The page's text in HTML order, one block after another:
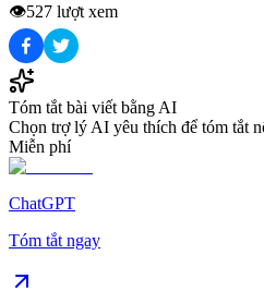
👁️527 lượt xem
Tóm tắt bài viết bằng AI
Chọn trợ lý AI yêu thích để tóm tắt
Miễn phí
ChatGPT
Tóm tắt ngay